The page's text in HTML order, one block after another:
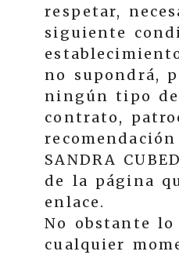
respetar,
siguiente
no supondrá,
ningún tipo de
contrato,
SANDRA
de la página
enlace.
No obstante
cualquier